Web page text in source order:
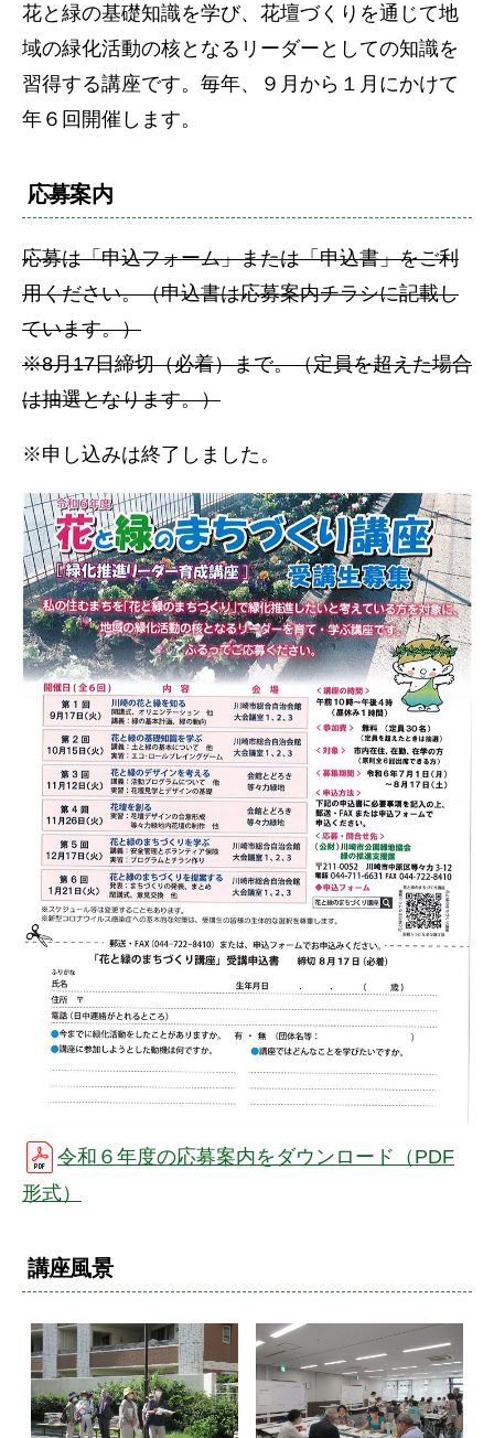
花と緑の基礎知識を学び、花壇づくりを通じて地
域の緑化活動の核となるリーダーとしての知識を
習得する講座です。毎年、９月から１月にかけて
年６回開催します。
応募案内
応募は「申込フォーム」または「申込書」をご利
用ください。（申込書は応募案内チラシに記載し
ています。）
※8月17日締切（必着）まで。（定員を超えた場合
は抽選となります。）
※申し込みは終了しました。
令和６年度の応募案内をダウンロード（PDF
形式）
講座風景